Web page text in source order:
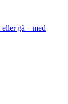
gå – med